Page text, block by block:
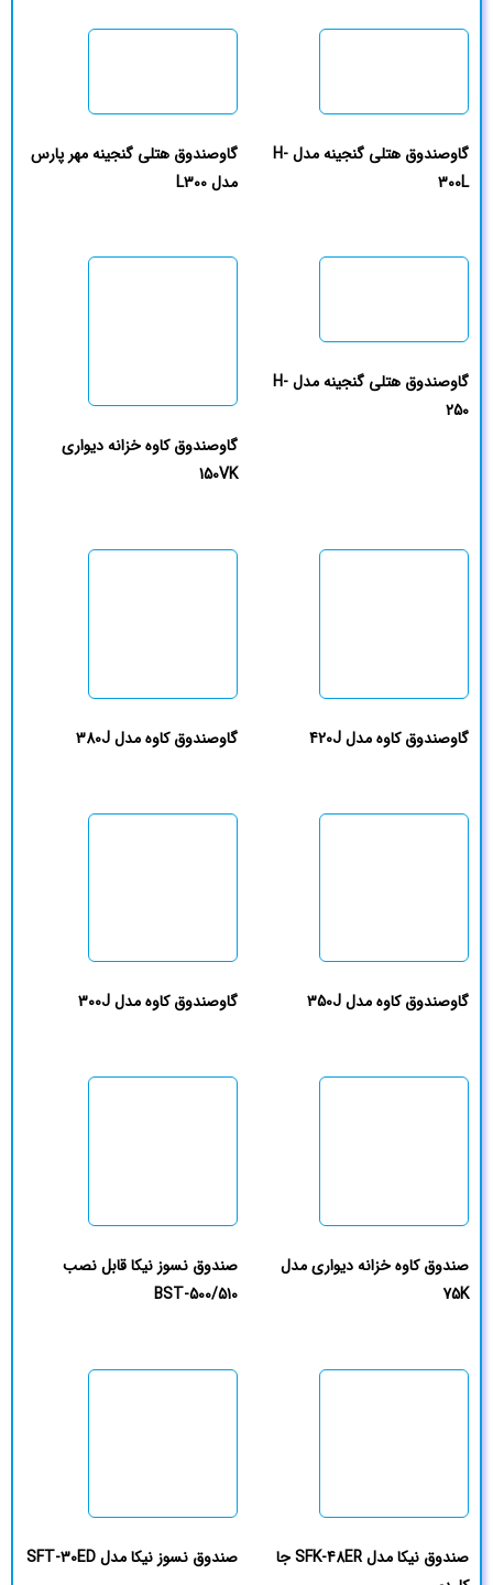
گاوصندوق هتلی گنجینه مدل H-
300L
گاوصندوق هتلی گنجینه مهر پارس
مدل L300
گاوصندوق هتلی گنجینه مدل H-
250
گاوصندوق کاوه خزانه دیواری
150VK
گاوصندوق کاوه مدل 420J گاوصندوق کاوه مدل 380J
گاوصندوق کاوه مدل 350J گاوصندوق کاوه مدل 300J
صندوق کاوه خزانه دیواری مدل
75K
صندوق نسوز نیکا قابل نصب
BST-500/510
صندوق نیکا مدل SFK-48ER جا
صندوق نسوز نیکا مدل SFT-30ED